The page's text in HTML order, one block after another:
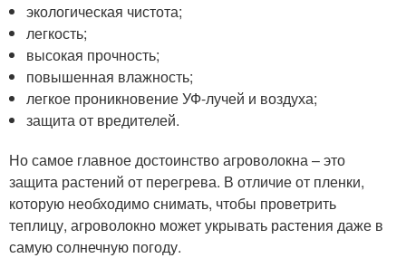
экологическая чистота;
легкость;
высокая прочность;
повышенная влажность;
легкое проникновение УФ-лучей и воздуха;
защита от вредителей.
Но самое главное достоинство агроволокна – это
защита растений от перегрева. В отличие от пленки,
которую необходимо снимать, чтобы проветрить
теплицу, агроволокно может укрывать растения даже в
самую солнечную погоду.